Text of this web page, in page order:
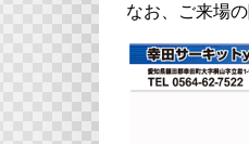
なお、ご来場